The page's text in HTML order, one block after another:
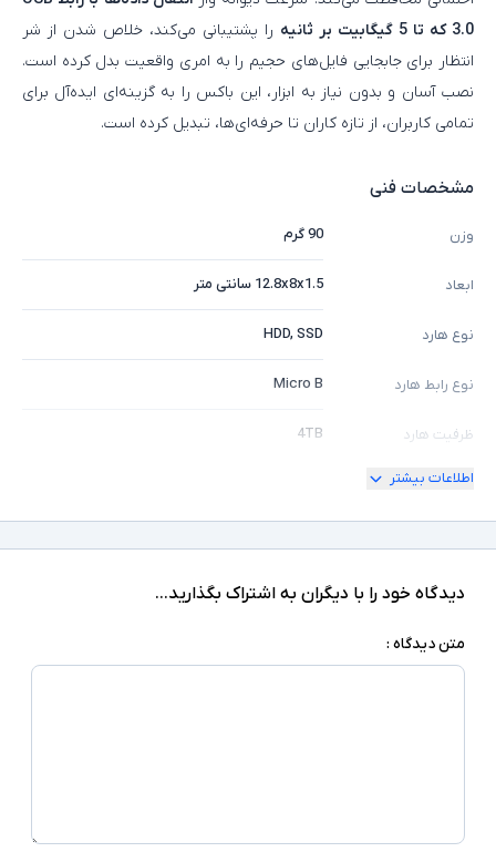
3.0 که تا 5 گیگابیت بر ثانیه
را پشتیبانی می‌کند، خلاص شدن از شر
انتظار برای جابجایی فایل‌های حجیم را به امری واقعیت بدل کرده است.
نصب آسان و بدون نیاز به ابزار، این باکس را به گزینه‌ای ایده‌آل برای
تمامی کاربران، از تازه‌ کاران تا حرفه‌ای‌ها، تبدیل کرده است.
مشخصات فنی
وزن 90 گرم
ابعاد 12.8x8x1.5 سانتی متر
نوع هارد HDD, SSD
نوع رابط هارد Micro B
ظرفیت هارد 4TB
Mac
اطلاعات بیشتر
دیدگاه خود را با دیگران به اشتراک بگذارید...
متن دیدگاه :